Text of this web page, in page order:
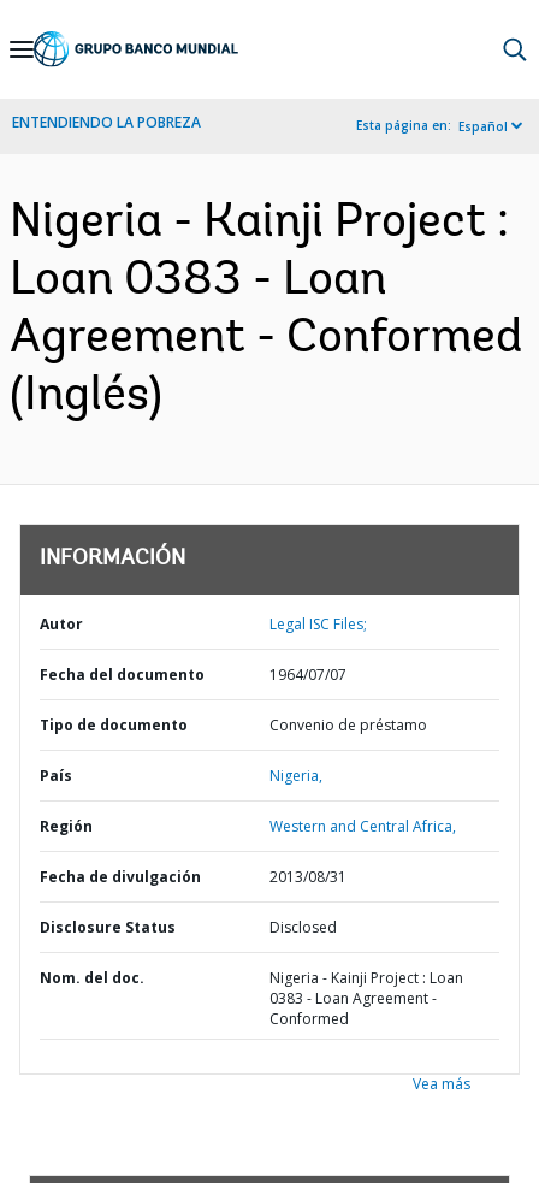
Skip
Navigation
ENTENDIENDO LA POBREZA Esta página en: Español
Nigeria - Kainji Project :
Loan 0383 - Loan
Agreement - Conformed
(Inglés)
INFORMACIÓN
Autor Legal ISC Files;
Fecha del documento 1964/07/07
Tipo de documento Convenio de préstamo
País Nigeria,
Región Western and Central Africa,
Fecha de divulgación 2013/08/31
Disclosure Status Disclosed
Nom. del doc.
Nigeria - Kainji Project : Loan
0383 - Loan Agreement -
Conformed
Vea más